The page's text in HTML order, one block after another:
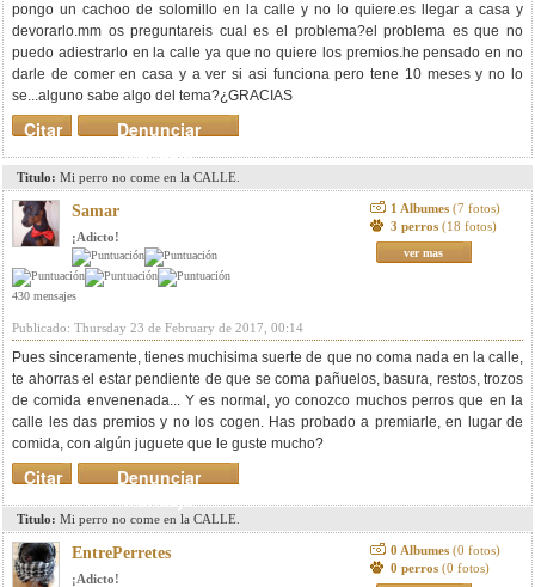
pongo un cachoo de solomillo en la calle y no lo quiere.es llegar a casa y
devorarlo.mm os preguntareis cual es el problema?el problema es que no
puedo adiestrarlo en la calle ya que no quiere los premios.he pensado en no
darle de comer en casa y a ver si asi funciona pero tene 10 meses y no lo
se...alguno sabe algo del tema?¿GRACIAS
Denunciar
mensaje
Citar
Titulo: Mi perro no come en la CALLE.
Samar
¡Adicto!
430 mensajes
1 Albumes (7 fotos)
3 perros (18 fotos)
ver mas
Publicado: Thursday 23 de February de 2017, 00:14
Pues sinceramente, tienes muchisima suerte de que no coma nada en la calle,
te ahorras el estar pendiente de que se coma pañuelos, basura, restos, trozos
de comida envenenada... Y es normal, yo conozco muchos perros que en la
calle les das premios y no los cogen. Has probado a premiarle, en lugar de
comida, con algún juguete que le guste mucho?
Denunciar
mensaje
Citar
Titulo: Mi perro no come en la CALLE.
EntrePerretes
¡Adicto!
0 Albumes (0 fotos)
0 perros (0 fotos)